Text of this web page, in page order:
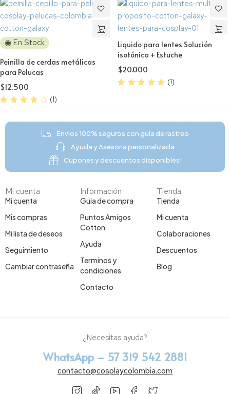
◉ En Stock
Peinilla de cerdas metálicas
para Pelucas
$12.500
(1)
Liquido para lentes Solución
isotónica + Estuche
$20.000
(1)
Envios 100% seguros con guía de rastreo
Ayuda y Asesoria personalizada
Cupones y descuentos disponibles!
Mi cuenta
Mi cuenta
Mis compras
Mi lista de deseos
Seguimiento
Cambiar contraseña
Información
Guia de compra
Puntos Amigos
Cotton
Ayuda
Terminos y
condiciones
Contacto
Tienda
Tienda
Mi cuenta
Colaboraciones
Descuentos
Blog
¿Necesitas ayuda?
WhatsApp – 57 319 542 2881
contacto@cosplaycolombia.com